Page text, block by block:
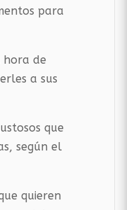
para
hora de
a sus
que
según el
quieren